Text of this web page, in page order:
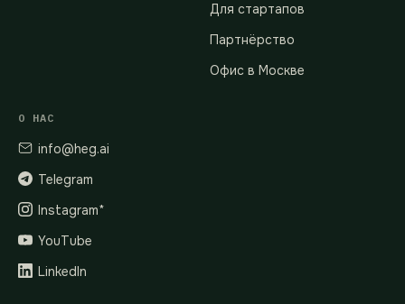
Для стартапов
Партнёрство
Офис в Москве
О НАС
info@heg.ai
Telegram
Instagram*
YouTube
LinkedIn